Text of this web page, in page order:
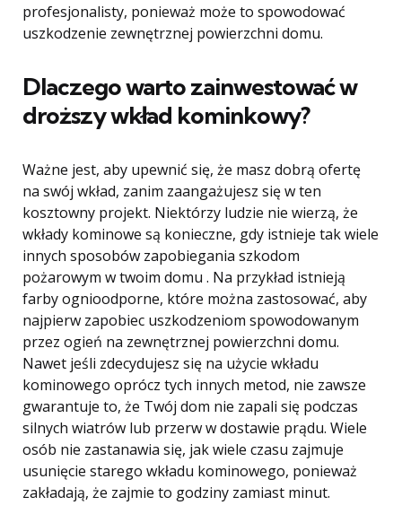
profesjonalisty, ponieważ może to spowodować
uszkodzenie zewnętrznej powierzchni domu.
Dlaczego warto zainwestować w
droższy wkład kominkowy?
Ważne jest, aby upewnić się, że masz dobrą ofertę
na swój wkład, zanim zaangażujesz się w ten
kosztowny projekt. Niektórzy ludzie nie wierzą, że
wkłady kominowe są konieczne, gdy istnieje tak wiele
innych sposobów zapobiegania szkodom
pożarowym w twoim domu . Na przykład istnieją
farby ognioodporne, które można zastosować, aby
najpierw zapobiec uszkodzeniom spowodowanym
przez ogień na zewnętrznej powierzchni domu.
Nawet jeśli zdecydujesz się na użycie wkładu
kominowego oprócz tych innych metod, nie zawsze
gwarantuje to, że Twój dom nie zapali się podczas
silnych wiatrów lub przerw w dostawie prądu. Wiele
osób nie zastanawia się, jak wiele czasu zajmuje
usunięcie starego wkładu kominowego, ponieważ
zakładają, że zajmie to godziny zamiast minut.